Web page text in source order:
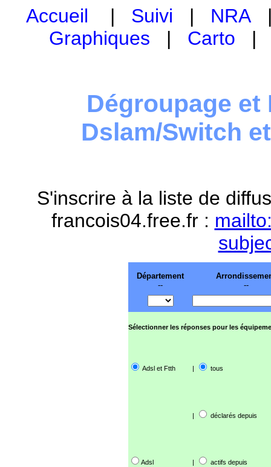
Accueil | Suivi | NRA
Graphiques | Carto
Dégroupage et
Dslam/Switch
S'inscrire à la liste de
francois04.free.fr :
Département
--
--
Sélectionner les réponses pour les
Adsl et Ftth | tous
| déclarés depuis
Adsl | actifs depuis